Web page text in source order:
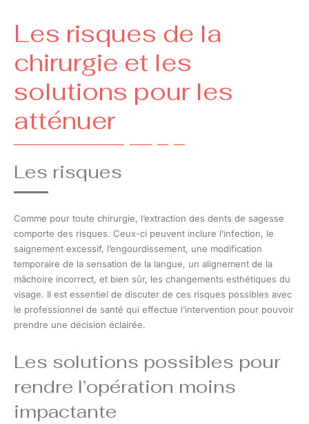
Les risques de la
chirurgie et les
solutions pour les
atténuer
Les risques
Comme pour toute chirurgie, l’extraction des dents de sagesse
comporte des risques. Ceux-ci peuvent inclure l’infection, le
saignement excessif, l’engourdissement, une modification
temporaire de la sensation de la langue, un alignement de la
mâchoire incorrect, et bien sûr, les changements esthétiques du
visage. Il est essentiel de discuter de ces risques possibles avec
le professionnel de santé qui effectue l’intervention pour pouvoir
prendre une décision éclairée.
Les solutions possibles pour
rendre l’opération moins
impactante